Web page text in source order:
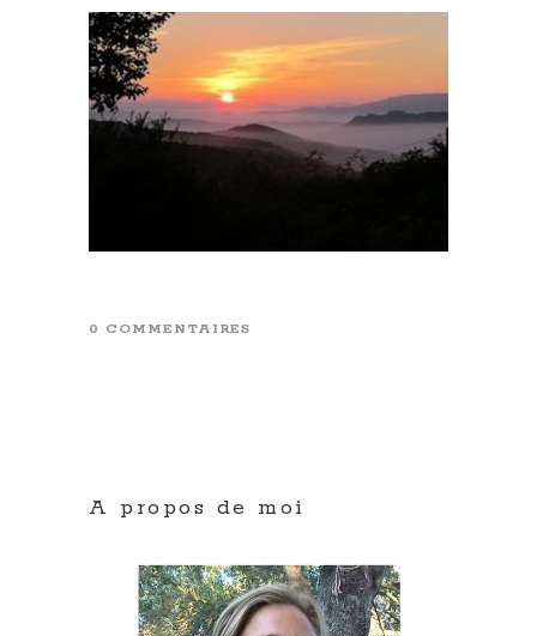
0 COMMENTAIRES
A propos de moi